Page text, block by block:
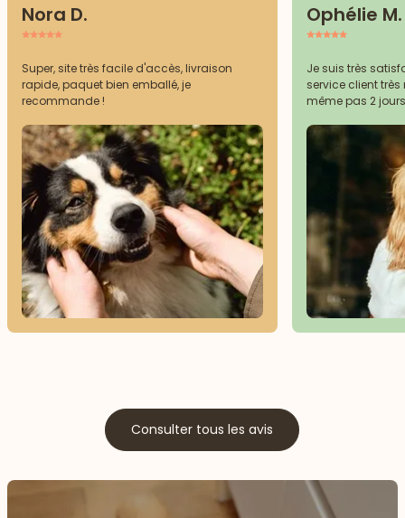
Nora D.
Super, site très facile d'accès, livraison
rapide, paquet bien emballé, je
recommande !
Ophélie M.
Je suis très
service client
même pas 2
Consulter tous les avis